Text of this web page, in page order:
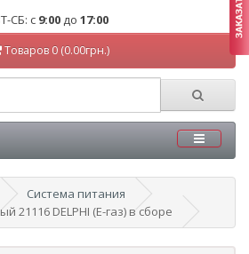
СБ: с 9:00 до 17:00
Товаров 0 (0.00грн.)
Система питания
21116 DELPHI (Е-газ) в сборе